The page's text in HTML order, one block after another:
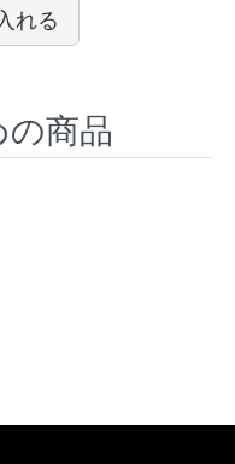
れる
商品